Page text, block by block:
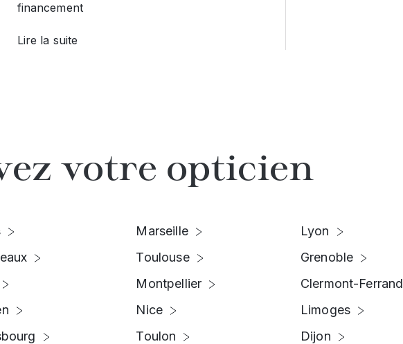
financement
Lire la suite
votre opticien
Marseille
Toulouse
Montpellier
Nice
Toulon
Lyon
Grenoble
Clermont-Ferrand
Limoges
Dijon